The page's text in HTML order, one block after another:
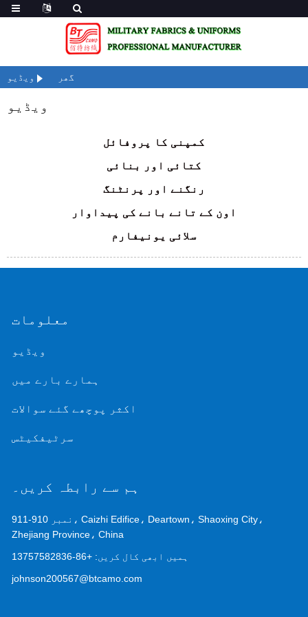
گھر ویڈیو
ویڈیو
کمپنی کا پروفائل
کتائی اور بنائی
رنگنے اور پرنٹنگ
اون کے تانے بانے کی پیداوار
سلائی یونیفارم
معلومات
ویڈیو
ہمارے بارے میں
اکثر پوچھے گئے سوالات
سرٹیفکیٹس
ہم سے رابطہ کریں۔
نمبر 910-911، Caizhi Edifice، Deartown، Shaoxing City،
Zhejiang Province، China
ہمیں ابھی کال کریں: +86-13757582836
johnson200567@btcamo.com